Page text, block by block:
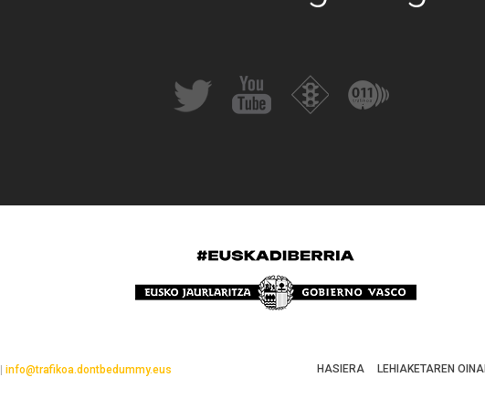
info@trafikoa.dontbedummy.eus HASIERA LEHIAKETAREN